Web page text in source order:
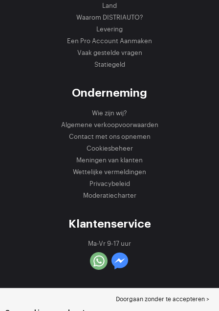
Land
Waarom DISTRIAUTO?
Levering
Een Pro Account Aanmaken
Vaak gestelde vragen
Statiegeld
Onderneming
Wie zijn wij?
Algemene verkoopvoorwaarden
Contact met ons opnemen
Cookiesbeheer
Meningen van klanten
Wettelijke vermeldingen
Privacybeleid
Moderatiecharter
Klantenservice
Ma-Vr 9-17 uur
Doorgaan zonder te accepteren >